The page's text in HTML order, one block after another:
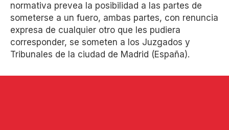
normativa prevea la posibilidad a las partes de
someterse a un fuero, ambas partes, con renuncia
expresa de cualquier otro que les pudiera
corresponder, se someten a los Juzgados y
Tribunales de la ciudad de Madrid (España).